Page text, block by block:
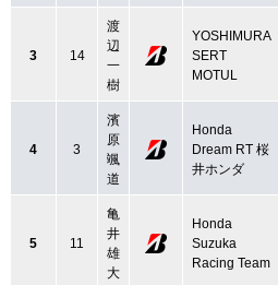
3 14
渡
辺
一
樹
YOSHIMURA
SERT
MOTUL
4 3
濱
原
颯
道
Honda
Dream RT 桜
井ホンダ
5 11
亀
井
雄
大
Honda
Suzuka
Racing Team